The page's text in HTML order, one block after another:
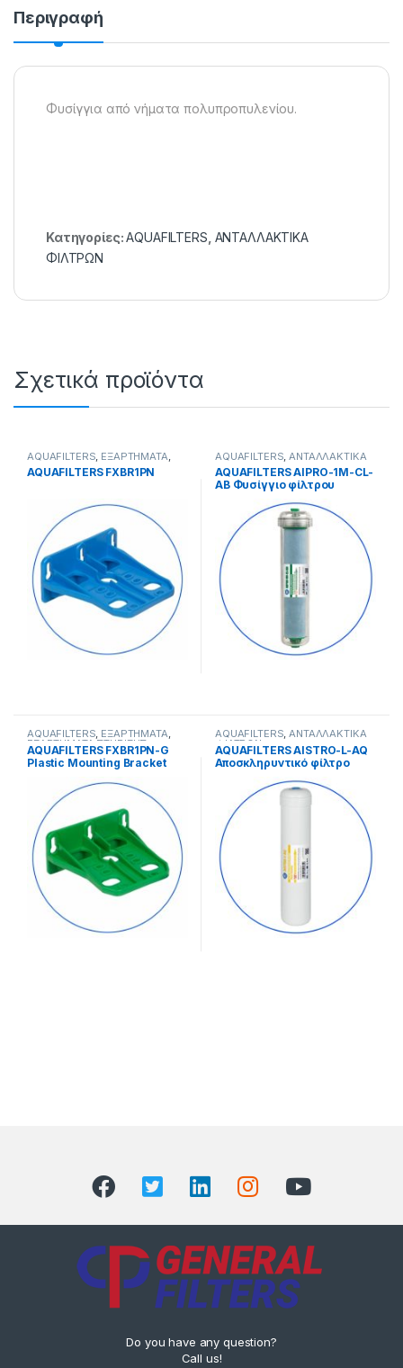
Περιγραφή
Φυσίγγια από νήματα πολυπροπυλενίου.
Κατηγορίες:AQUAFILTERS ΑΝΤΑΛΛΑΚΤΙΚΑ
ΦΙΛΤΡΩΝ
Σχετικά προϊόντα
AQUAFILTERS ΕΞΑΡΤΗΜΑΤΑ
ΕΞΑΡΤΗΜΑΤΑ ΣΤΗΡΙΞΗΣ
AQUAFILTERS FXBR1PN
AQUAFILTERS ΑΝΤΑΛΛΑΚΤΙΚΑ
ΦΙΛΤΡΩΝ
AQUAFILTERS AIPRO-1M-CL-
AB Φυσίγγιο φίλτρου
AQUAFILTERS, ΕΞΑΡΤΗΜΑΤΑ,
ΕΞΑΡΤΗΜΑΤΑ ΣΤΗΡΙΞΗΣ
AQUAFILTERS FXBR1PN-G
Plastic Mounting Bracket
AQUAFILTERS,ΑΝΤΑΛΛΑΚΤΙΚΑ
ΦΙΛΤΡΩΝ
AQUAFILTERS AISTRO-L-AQ
Αποσκληρυντικό φίλτρο
Do you have any question?
Call us!